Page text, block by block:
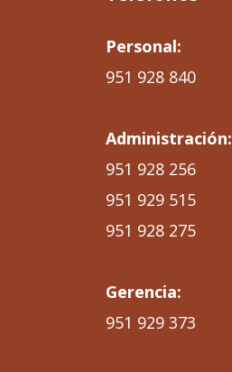
Personal:
951 928 840
Administración:
951 928 256
951 929 515
951 928 275
Gerencia:
951 929 373